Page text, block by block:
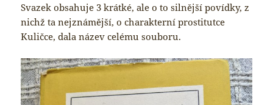
Svazek obsahuje 3 krátké, ale o to silnější povídky, z
nichž ta nejznámější, o charakterní prostitutce
Kuličce, dala název celému souboru.